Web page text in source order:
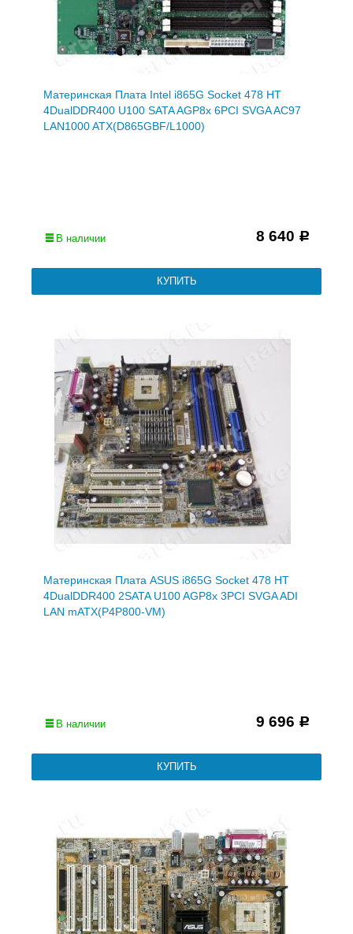
Материнская Плата Intel i865G Socket 478 HT
4DualDDR400 U100 SATA AGP8x 6PCI SVGA AC97
LAN1000 ATX(D865GBF/L1000)
В наличии 8 640 Р
Материнская Плата ASUS i865G Socket 478 HT
4DualDDR400 2SATA U100 AGP8x 3PCI SVGA ADI
LAN mATX(P4P800-VM)
В наличии 9 696 Р